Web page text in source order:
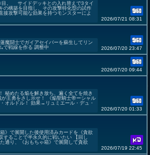
目。 サイドデッキとの入れ替えで3タイ
の構築を目指し、その攻撃特化型の試作
接攻撃可能な効果を持つモンスターによ
2026/07/21 08:31
魔闘士でガイアセイバーを蘇生してリン
で戦線を作る 調整中
2026/07/20 23:47
2026/07/20 09:44
秘めたる焔を解き放ち、遍く全てを焼き
王勇をさし示せ！ 《焔聖騎士帝ーシャル
オルドル！ 効果→リュミエール・デュ・
2026/07/20 01:33
》で展開した後使用済みカードを《貪欲
することで半永久的に戦いたい 【回し
通り、《おもちゃ箱》で展開して貪欲
2026/07/19 22:45